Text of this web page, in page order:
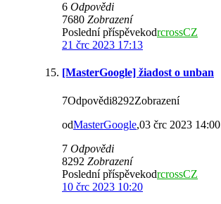
6 Odpovědi
7680 Zobrazení
Poslední příspěvekodrcrossCZ
21 črc 2023 17:13
[MasterGoogle] žiadost o unban
7Odpovědi8292Zobrazení
odMasterGoogle,03 črc 2023 14:00
7 Odpovědi
8292 Zobrazení
Poslední příspěvekodrcrossCZ
10 črc 2023 10:20